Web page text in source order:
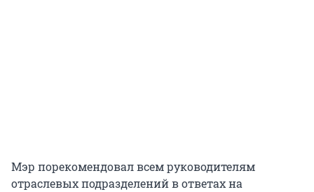
Мэр порекомендовал всем руководителям
отраслевых подразделений в ответах на